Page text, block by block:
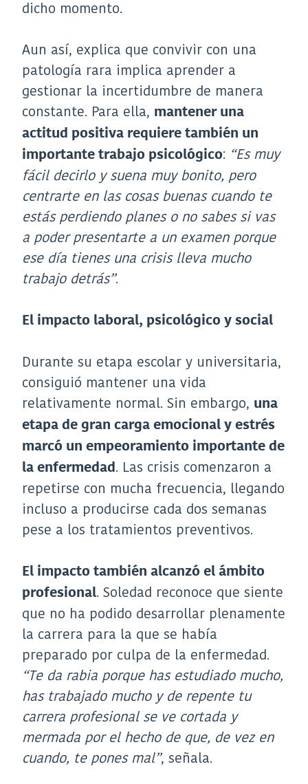
dicho momento.
Aun así, explica que convivir con una
patología rara implica aprender a
gestionar la incertidumbre de manera
constante. Para ella, mantener una
actitud positiva requiere también un
importante trabajo psicológico: “Es muy
fácil decirlo y suena muy bonito, pero
centrarte en las cosas buenas cuando te
estás perdiendo planes o no sabes si vas
a poder presentarte a un examen porque
ese día tienes una crisis lleva mucho
trabajo detrás”.
El impacto laboral, psicológico y social
Durante su etapa escolar y universitaria,
consiguió mantener una vida
relativamente normal. Sin embargo, una
etapa de gran carga emocional y estrés
marcó un empeoramiento importante de
la enfermedad. Las crisis comenzaron a
repetirse con mucha frecuencia, llegando
incluso a producirse cada dos semanas
pese a los tratamientos preventivos.
El impacto también alcanzó el ámbito
profesional. Soledad reconoce que siente
que no ha podido desarrollar plenamente
la carrera para la que se había
preparado por culpa de la enfermedad.
“Te da rabia porque has estudiado mucho,
has trabajado mucho y de repente tu
carrera profesional se ve cortada y
mermada por el hecho de que, de vez en
cuando, te pones mal”, señala.